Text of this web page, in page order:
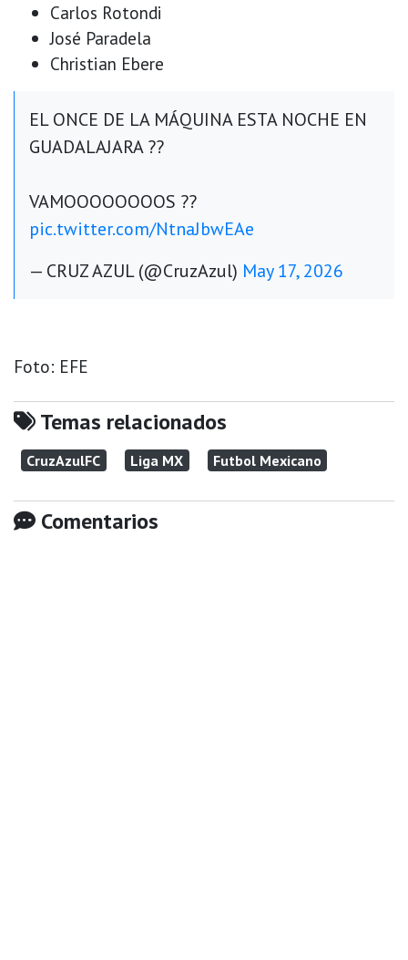
Carlos Rotondi
José Paradela
Christian Ebere
EL ONCE DE LA MÁQUINA ESTA NOCHE EN
GUADALAJARA ??
VAMOOOOOOOOS ??
pic.twitter.com/NtnaJbwEAe
— CRUZ AZUL (@CruzAzul) May 17, 2026
Foto: EFE
Temas relacionados
CruzAzulFC Liga MX Futbol Mexicano
Comentarios